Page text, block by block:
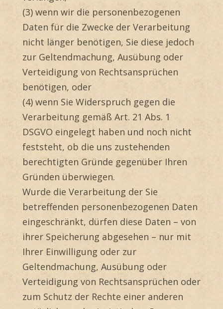
(3) wenn wir die personenbezogenen
Daten für die Zwecke der Verarbeitung
nicht länger benötigen, Sie diese jedoch
zur Geltendmachung, Ausübung oder
Verteidigung von Rechtsansprüchen
benötigen, oder
(4) wenn Sie Widerspruch gegen die
Verarbeitung gemäß Art. 21 Abs. 1
DSGVO eingelegt haben und noch nicht
feststeht, ob die uns zustehenden
berechtigten Gründe gegenüber Ihren
Gründen überwiegen.
Wurde die Verarbeitung der Sie
betreffenden personenbezogenen Daten
eingeschränkt, dürfen diese Daten – von
ihrer Speicherung abgesehen – nur mit
Ihrer Einwilligung oder zur
Geltendmachung, Ausübung oder
Verteidigung von Rechtsansprüchen oder
zum Schutz der Rechte einer anderen